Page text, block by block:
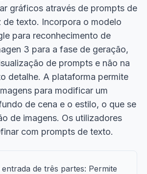
gráficos através de prompts de
de texto. Incorpora o modelo
para reconhecimento de
3 para a fase de geração,
de prompts e não na
detalhe. A plataforma permite
para modificar um
de cena e o estilo, o que se
de imagens. Os utilizadores
com prompts de texto.
entrada de três partes: Permite